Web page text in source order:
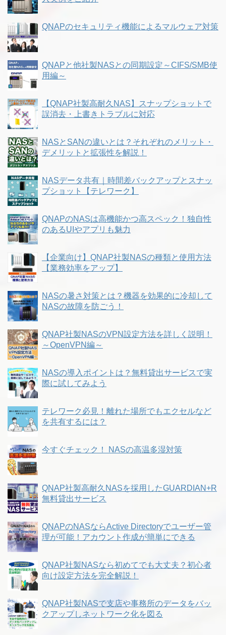
QNAPのセキュリティ機能によるマルウェア対策
QNAPと他社製NASとの同期設定～CIFS/SMB使
用編～
【QNAP社製高耐久NAS】スナップショットで
誤消去・上書きトラブルに対応
NASとSANの違いとは？それぞれのメリット・
デメリットと拡張性を解説！
NASデータ共有｜時間差バックアップとスナッ
プショット【テレワーク】
QNAPのNASは高機能かつ高スペック！独自性
のあるUIやアプリも魅力
【企業向け】QNAP社製NASの種類と使用方法
【業務効率をアップ】
NASの暑さ対策とは？機器を効果的に冷却して
NASの故障を防ごう！
QNAP社製NASのVPN設定方法を詳しく説明！
～OpenVPN編～
NASの導入ポイントは？無料貸出サービスで実
際に試してみよう
テレワーク必見！離れた場所でもエクセルなど
を共有するには？
今すぐチェック！ NASの高温多湿対策
QNAP社製高耐久NASを採用したGUARDIAN+R
無料貸出サービス
QNAPのNASならActive Directoryでユーザー管
理が可能！アカウント作成が簡単にできる
QNAP社製NASなら初めてでも大丈夫？初心者
向け設定方法を完全解説！
QNAP社製NASで支店や事務所のデータをバッ
クアップしネットワーク化を図る